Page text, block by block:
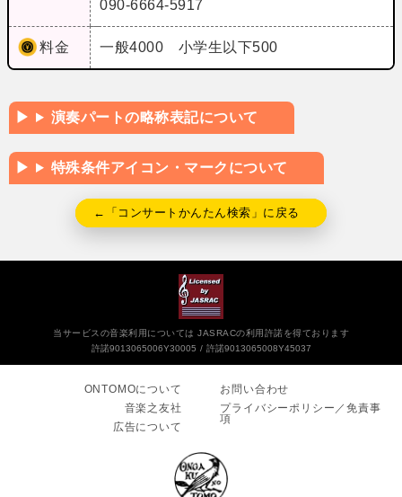
090-6664-5917
料金 一般4000 小学生以下500
演奏パートの略称表記について
特殊条件アイコン・マークについて
←「コンサートかんたん検索」に戻る
当サービスの音楽利用については JASRACの利用許諾を得ております
許諾9013065006Y30005
許諾9013065008Y45037
ONTOMOについて
音楽之友社
広告について
お問い合わせ
プライバシーポリシー／免責事
項